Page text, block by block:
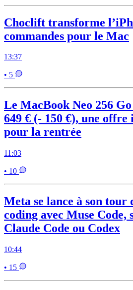
Choclift transforme
commandes pour le Mac
13:37
• 5
Le MacBook Neo 256
649 € (- 150 €), une offre
pour la rentrée
11:03
• 10
Meta se lance à son tour
coding avec Muse Code,
Claude Code ou Codex
10:44
• 15